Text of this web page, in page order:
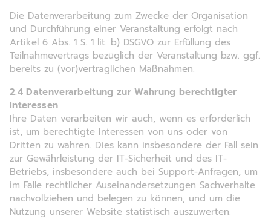
Die Datenverarbeitung zum Zwecke der Organisation
und Durchführung einer Veranstaltung erfolgt nach
Artikel 6 Abs. 1 S. 1 lit. b) DSGVO zur Erfüllung des
Teilnahmevertrags bezüglich der Veranstaltung bzw. ggf.
bereits zu (vor)vertraglichen Maßnahmen.
2.4 Datenverarbeitung zur Wahrung berechtigter
Interessen
Ihre Daten verarbeiten wir auch, wenn es erforderlich
ist, um berechtigte Interessen von uns oder von
Dritten zu wahren. Dies kann insbesondere der Fall sein
zur Gewährleistung der IT-Sicherheit und des IT-
Betriebs, insbesondere auch bei Support-Anfragen, um
im Falle rechtlicher Auseinandersetzungen Sachverhalte
nachvollziehen und belegen zu können, und um die
Nutzung unserer Website statistisch auszuwerten.